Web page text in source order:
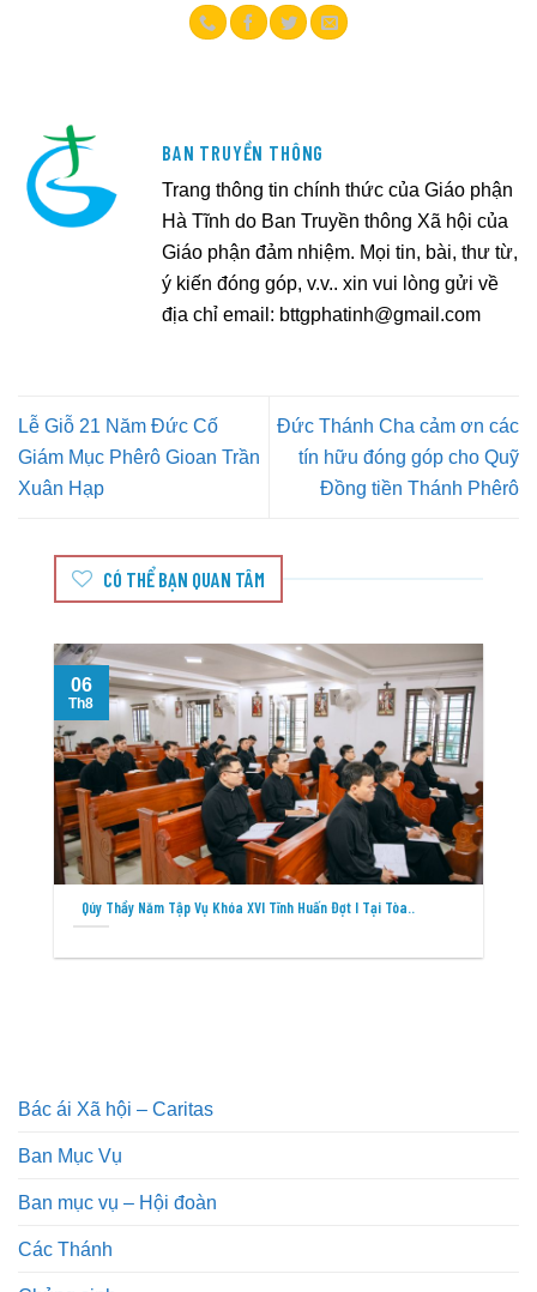
BAN TRUYỀN THÔNG
Trang thông tin chính thức của Giáo phận
Hà Tĩnh do Ban Truyền thông Xã hội của
Giáo phận đảm nhiệm. Mọi tin, bài, thư từ,
ý kiến đóng góp, v.v.. xin vui lòng gửi về
địa chỉ email: bttgphatinh@gmail.com
Lễ Giỗ 21 Năm Đức Cố
Giám Mục Phêrô Gioan Trần
Xuân Hạp
Đức Thánh Cha cảm ơn các
tín hữu đóng góp cho Quỹ
Đồng tiền Thánh Phêrô
CÓ THỂ BẠN QUAN TÂM
Qúy Thầy Năm Tập Vụ Khóa XVI Tĩnh Huấn Đợt I Tại Tòa..
06
Th8
Bác ái Xã hội – Caritas
Ban Mục Vụ
Ban mục vụ – Hội đoàn
Các Thánh